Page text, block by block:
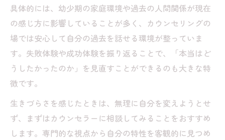
具体的には、幼少期の家庭環境や過去の人間関係が現在
の感じ方に影響していることが多く、カウンセリングの
場では安心して自分の過去を話せる環境が整っていま
す。失敗体験や成功体験を振り返ることで、「本当はど
うしたかったのか」を見直すことができるのも大きな特
徴です。
生きづらさを感じたときは、無理に自分を変えようとせ
ず、まずはカウンセラーに相談してみることをおすすめ
します。専門的な視点から自分の特性を客観的に見つめ